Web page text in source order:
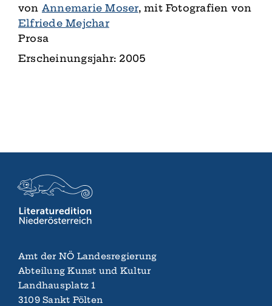
von Annemarie Moser, mit Fotografien von
Elfriede Mejchar
Prosa
Erscheinungsjahr: 2005
Amt der NÖ Landes­regierung
Abteilung Kunst und Kultur
Landhaus­platz 1
3109 Sankt Pölten